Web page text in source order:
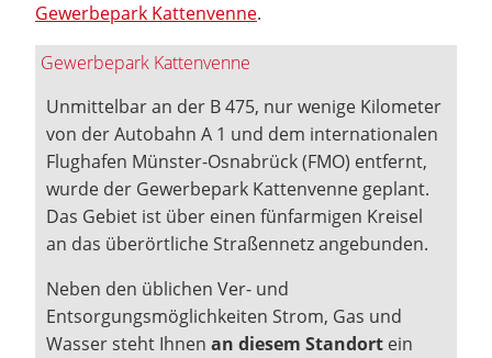
Gewerbepark Kattenvenne.
Gewerbepark Kattenvenne
Unmittelbar an der B 475, nur wenige Kilometer
von der Autobahn A 1 und dem internationalen
Flughafen Münster-Osnabrück (FMO) entfernt,
wurde der Gewerbepark Kattenvenne geplant.
Das Gebiet ist über einen fünfarmigen Kreisel
an das überörtliche Straßennetz angebunden.
Neben den üblichen Ver- und
Entsorgungsmöglichkeiten Strom, Gas und
Wasser steht Ihnen an diesem Standortein